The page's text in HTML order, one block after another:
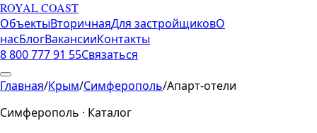
ROYAL COAST
ОбъектыВторичнаяДля застройщиковО
насБлогВакансииКонтакты
8 800 777 91 55Связаться
Главная/Крым/Симферополь/Апарт-отели
Симферополь · Каталог